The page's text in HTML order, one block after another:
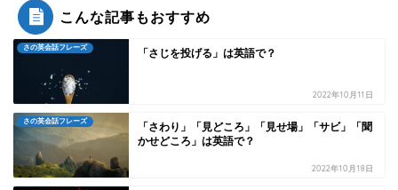
こんな記事もおすすめ
さの英会話フレーズ 「さじを投げる」は英語で？
2022年10月11日
さの英会話フレーズ
「さわり」「見どころ」「見せ場」「サビ」「聞
かせどころ」は英語で？
2022年10月18日